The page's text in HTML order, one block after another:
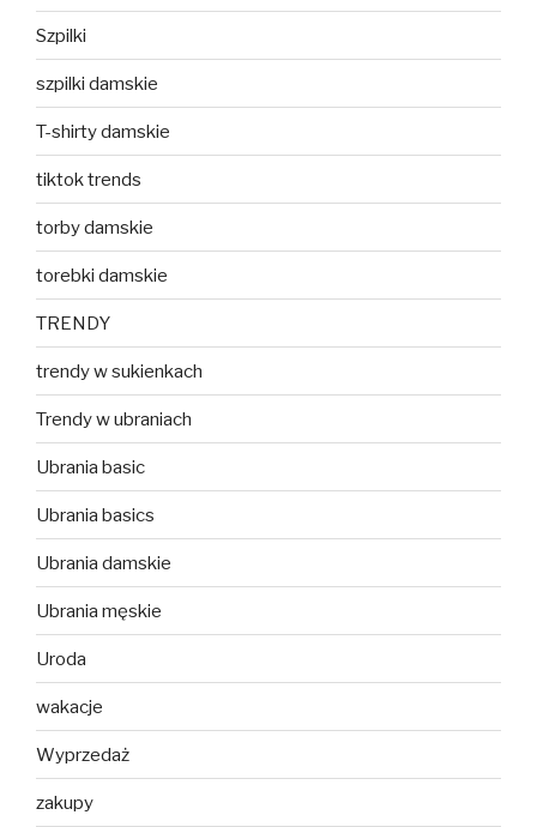
Szpilki
szpilki damskie
T-shirty damskie
tiktok trends
torby damskie
torebki damskie
TRENDY
trendy w sukienkach
Trendy w ubraniach
Ubrania basic
Ubrania basics
Ubrania damskie
Ubrania męskie
Uroda
wakacje
Wyprzedaż
zakupy